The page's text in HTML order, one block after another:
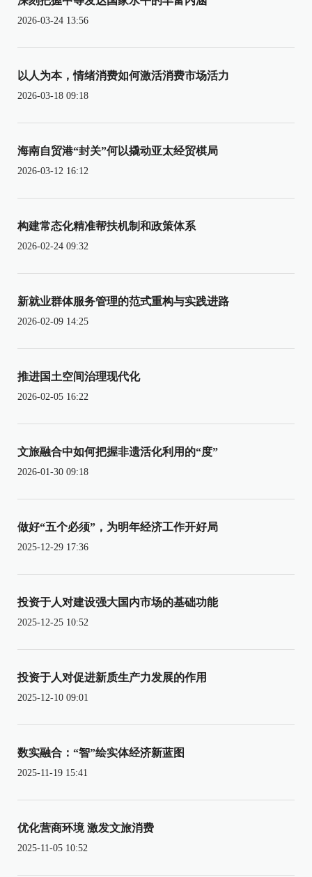
2026-03-24 13:56
以人为本，情绪消费如何激活消费市场活力
2026-03-18 09:18
海南自贸港“封关”何以撬动亚太经贸棋局
2026-03-12 16:12
构建常态化精准帮扶机制和政策体系
2026-02-24 09:32
新就业群体服务管理的范式重构与实践进路
2026-02-09 14:25
推进国土空间治理现代化
2026-02-05 16:22
文旅融合中如何把握非遗活化利用的“度”
2026-01-30 09:18
做好“五个必须”，为明年经济工作开好局
2025-12-29 17:36
投资于人对建设强大国内市场的基础功能
2025-12-25 10:52
投资于人对促进新质生产力发展的作用
2025-12-10 09:01
数实融合：“智”绘实体经济新蓝图
2025-11-19 15:41
优化营商环境 激发文旅消费
2025-11-05 10:52